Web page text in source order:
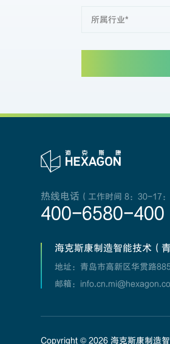
热线电话 （工作时间 8：30-17：
400-6580-400
海克斯康制造智能技术（
地址：青岛市高新区华贯路
邮箱：
Copyright ©2026 海克斯康制造